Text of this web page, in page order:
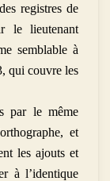
registres de
le lieutenant
semblable à
qui couvre les
par le même
et
les ajouts et
à l’identique